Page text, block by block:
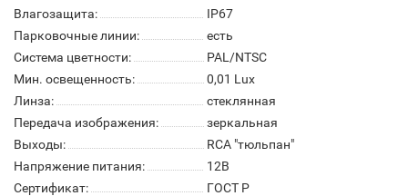
Влагозащита:
IP67
Парковочные линии:
есть
Система цветности:
PAL/NTSC
Мин. освещенность:
0,01 Lux
Линза:
стеклянная
Передача изображения:
зеркальная
Выходы:
RCA "тюльпан"
Напряжение питания:
12В
Сертификат:
ГОСТ Р